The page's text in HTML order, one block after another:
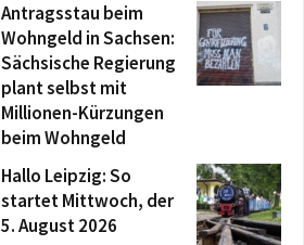
Antragsstau beim
Wohngeld in Sachsen:
Sächsische Regierung
plant selbst mit
Millionen-Kürzungen
beim Wohngeld
Hallo Leipzig: So
startet Mittwoch, der
5. August 2026